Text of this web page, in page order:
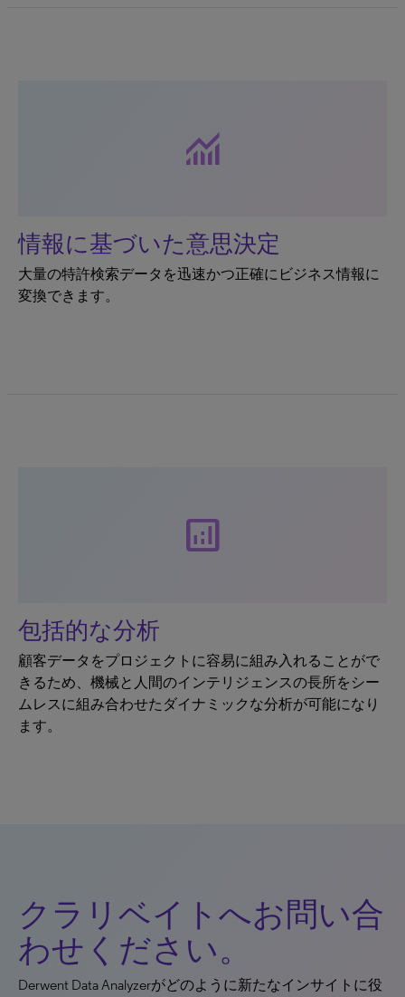
monitoring
情報に基づいた意思決定
大量の特許検索データを迅速かつ正確にビジネス情報に
変換できます。
analytics
包括的な分析
顧客データをプロジェクトに容易に組み入れることがで
きるため、機械と人間のインテリジェンスの長所をシー
ムレスに組み合わせたダイナミックな分析が可能になり
ます。
クラリベイトへお問い合
わせください。
Derwent Data Analyzerがどのように新たなインサイトに役